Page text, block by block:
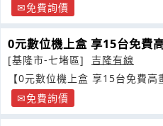
免費詢價
0元數位機上盒 享15台免費
[基隆市-七堵區]
吉隆有線
【0元數位機上盒 享15台免費
視全面數位化
免費詢價